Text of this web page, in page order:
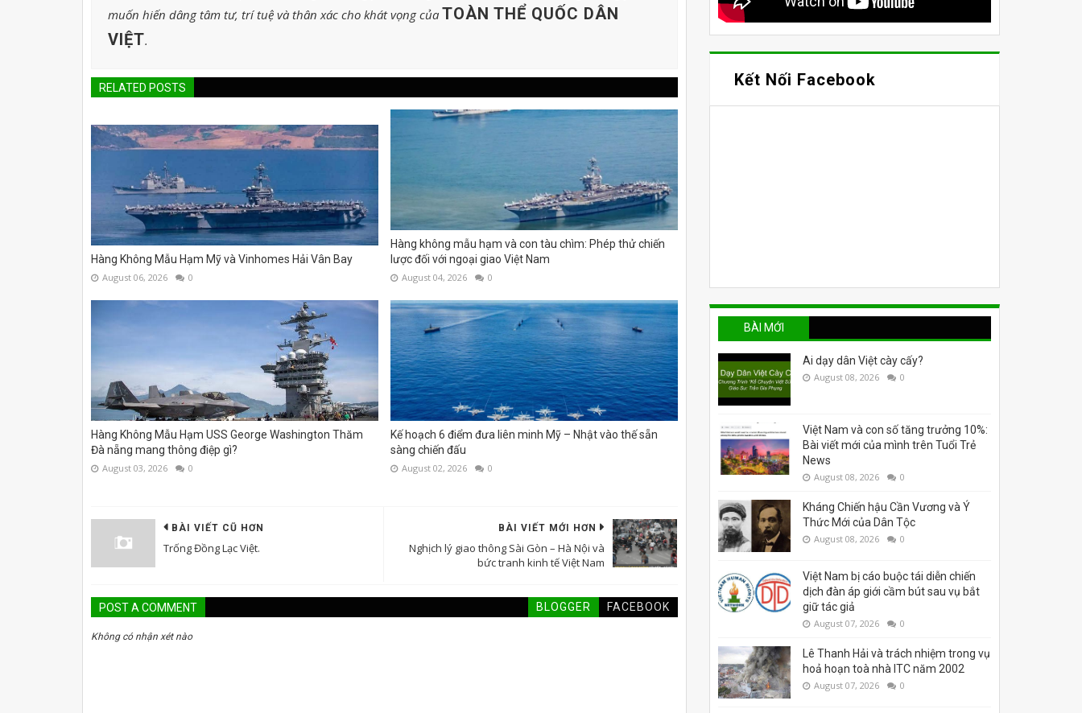
muốn hiến dâng tâm tư, trí tuệ và thân xác cho khát vọng của TOÀN THỂ QUỐC DÂN
VIỆT.
RELATED POSTS
Hàng Không Mẫu Hạm Mỹ và Vinhomes Hải Vân Bay
August 06, 2026 0
Hàng không mẫu hạm và con tàu chìm: Phép thử chiến
lược đối với ngoại giao Việt Nam
August 04, 2026 0
Hàng Không Mẫu Hạm USS George Washington Thăm
Đà nẵng mang thông điệp gì?
August 03, 2026 0
Kế hoạch 6 điểm đưa liên minh Mỹ – Nhật vào thế sẵn
sàng chiến đấu
August 02, 2026 0
BÀI VIẾT MỚI HƠN
Nghịch lý giao thông Sài Gòn – Hà Nội và
bức tranh kinh tế Việt Nam
BÀI VIẾT CŨ HƠN
Trống Đồng Lạc Việt.
POST A COMMENT BLOGGER FACEBOOK
Không có nhận xét nào
Kết Nối Facebook
BÀI MỚI
Ai dạy dân Việt cày cấy?
August 08, 2026 0
Việt Nam và con số tăng trưởng 10%:
Bài viết mới của mình trên Tuổi Trẻ
News
August 08, 2026 0
Kháng Chiến hậu Cần Vương và Ý
Thức Mới của Dân Tộc
August 08, 2026 0
Việt Nam bị cáo buộc tái diễn chiến
dịch đàn áp giới cầm bút sau vụ bắt
giữ tác giả
August 07, 2026 0
Lê Thanh Hải và trách nhiệm trong vụ
hoả hoạn toà nhà ITC năm 2002
August 07, 2026 0